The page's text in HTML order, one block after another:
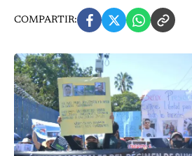
COMPARTIR: